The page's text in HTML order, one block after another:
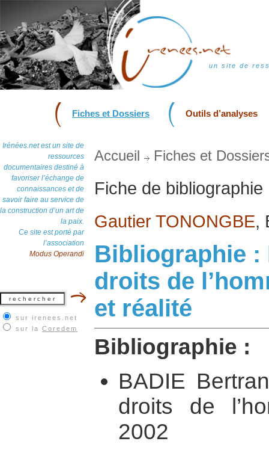
un site de
Fiches et Dossiers Outils d’analyses
Irénées.net est un site de
ressources
documentaires destiné à
favoriser l’échange de
connaissances et de
savoir faire au service de
la construction d’un art de
la paix.
Ce site est porté par
l’association
Modus Operandi
sur irenees.net
sur la Coredem
Accueil Fiches et
Fiche de bibliographie
Gautier TONONGBE,
Bibliographie :
droits de
et réalité
Bibliographie :
BADIE
droits de
2002